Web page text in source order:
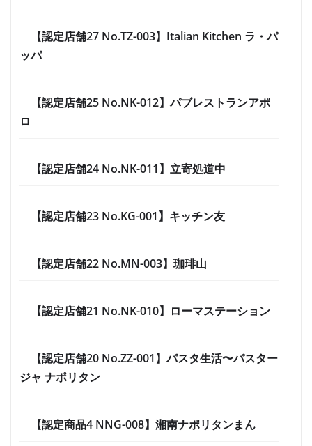
【認定店舗27 No.TZ-003】Italian Kitchen ラ・パ
ッパ
【認定店舗25 No.NK-012】パブレストランアポ
ロ
【認定店舗24 No.NK-011】立寄処道中
【認定店舗23 No.KG-001】キッチン友
【認定店舗22 No.MN-003】珈琲山
【認定店舗21 No.NK-010】ローマステーション
【認定店舗20 No.ZZ-001】パスタ生活〜パスター
ジャ ナポリタン
【認定商品4 NNG-008】湘南ナポリタンまん